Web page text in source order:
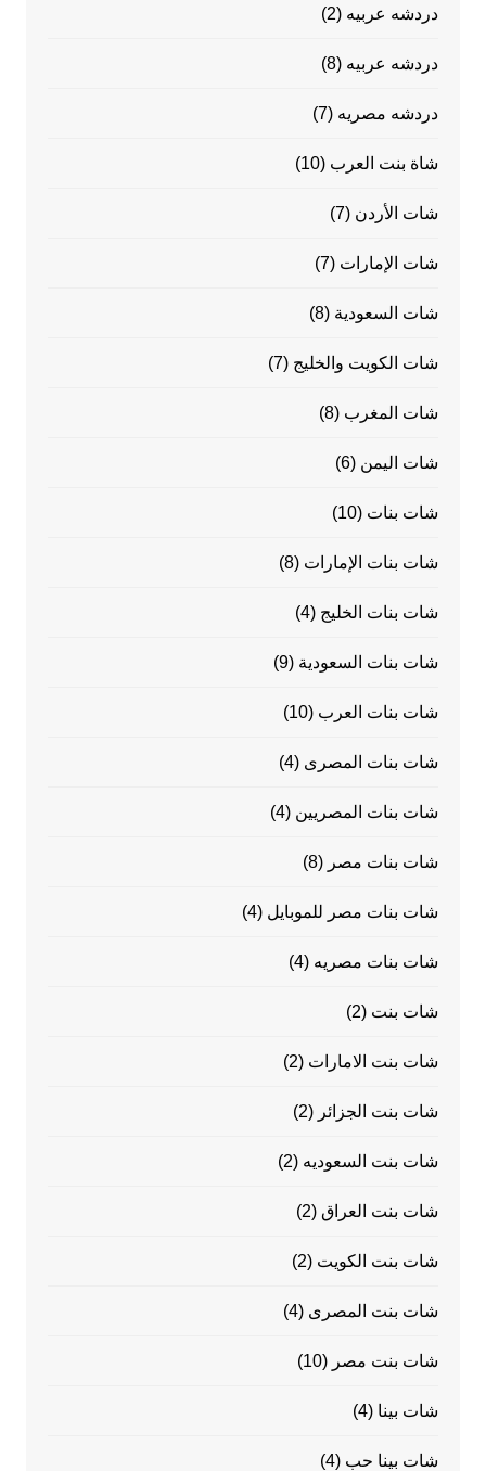
دردشه عربيه (2)
دردشه عربيه (8)
دردشه مصريه (7)
شاة بنت العرب (10)
شات الأردن (7)
شات الإمارات (7)
شات السعودية (8)
شات الكويت والخليج (7)
شات المغرب (8)
شات اليمن (6)
شات بنات (10)
شات بنات الإمارات (8)
شات بنات الخليج (4)
شات بنات السعودية (9)
شات بنات العرب (10)
شات بنات المصرى (4)
شات بنات المصريين (4)
شات بنات مصر (8)
شات بنات مصر للموبايل (4)
شات بنات مصريه (4)
شات بنت (2)
شات بنت الامارات (2)
شات بنت الجزائر (2)
شات بنت السعوديه (2)
شات بنت العراق (2)
شات بنت الكويت (2)
شات بنت المصرى (4)
شات بنت مصر (10)
شات بينا (4)
شات بينا حب (4)